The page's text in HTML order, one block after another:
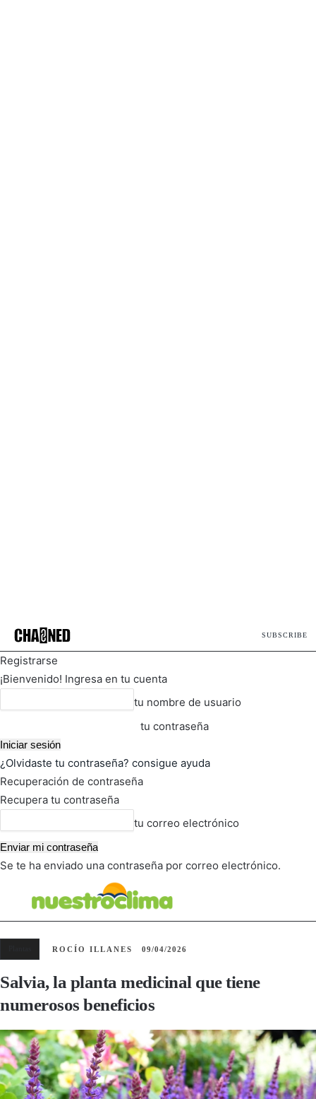
SUBSCRIBE
Registrarse
¡Bienvenido! Ingresa en tu cuenta
tu nombre de usuario
tu contraseña
¿Olvidaste tu contraseña? consigue ayuda
Recuperación de contraseña
Recupera tu contraseña
tu correo electrónico
Se te ha enviado una contraseña por correo electrónico.
ROCÍO ILLANES 09/04/2026
Salvia, la planta medicinal que tiene
numerosos beneficios